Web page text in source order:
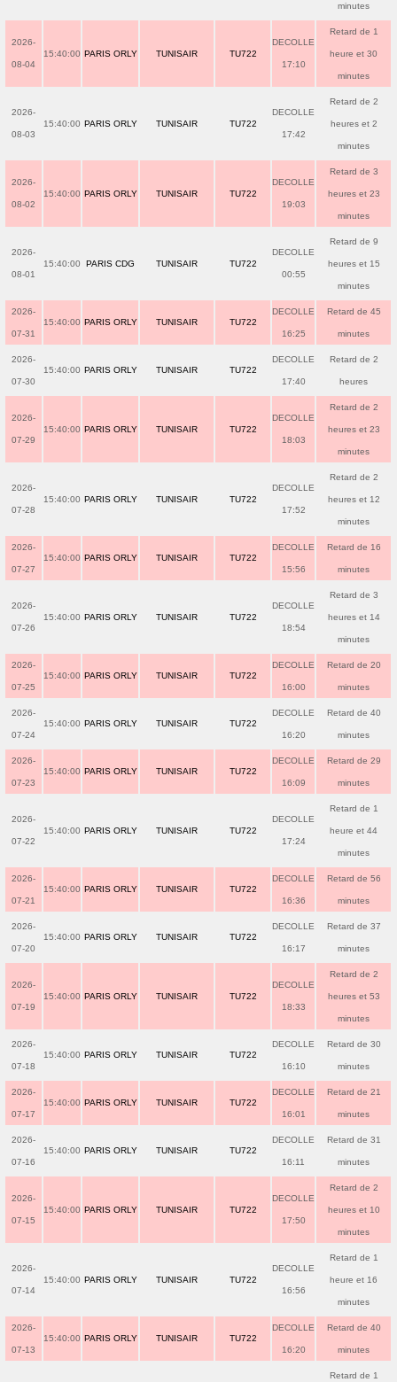
minutes
2026-
08-04
15:40:00 PARIS ORLY TUNISAIR TU722
DECOLLE
17:10
Retard de 1
heure et 30
minutes
2026-
08-03
15:40:00 PARIS ORLY TUNISAIR TU722
DECOLLE
17:42
Retard de 2
heures et 2
minutes
2026-
08-02
15:40:00 PARIS ORLY TUNISAIR TU722
DECOLLE
19:03
Retard de 3
heures et 23
minutes
2026-
08-01
15:40:00 PARIS CDG TUNISAIR TU722
DECOLLE
00:55
Retard de 9
heures et 15
minutes
2026-
07-31
15:40:00 PARIS ORLY TUNISAIR TU722
DECOLLE
16:25
Retard de 45
minutes
2026-
07-30
15:40:00 PARIS ORLY TUNISAIR TU722
DECOLLE
17:40
Retard de 2
heures
2026-
07-29
15:40:00 PARIS ORLY TUNISAIR TU722
DECOLLE
18:03
Retard de 2
heures et 23
minutes
2026-
07-28
15:40:00 PARIS ORLY TUNISAIR TU722
DECOLLE
17:52
Retard de 2
heures et 12
minutes
2026-
07-27
15:40:00 PARIS ORLY TUNISAIR TU722
DECOLLE
15:56
Retard de 16
minutes
2026-
07-26
15:40:00 PARIS ORLY TUNISAIR TU722
DECOLLE
18:54
Retard de 3
heures et 14
minutes
2026-
07-25
15:40:00 PARIS ORLY TUNISAIR TU722
DECOLLE
16:00
Retard de 20
minutes
2026-
07-24
15:40:00 PARIS ORLY TUNISAIR TU722
DECOLLE
16:20
Retard de 40
minutes
2026-
07-23
15:40:00 PARIS ORLY TUNISAIR TU722
DECOLLE
16:09
Retard de 29
minutes
2026-
07-22
15:40:00 PARIS ORLY TUNISAIR TU722
DECOLLE
17:24
Retard de 1
heure et 44
minutes
2026-
07-21
15:40:00 PARIS ORLY TUNISAIR TU722
DECOLLE
16:36
Retard de 56
minutes
2026-
07-20
15:40:00 PARIS ORLY TUNISAIR TU722
DECOLLE
16:17
Retard de 37
minutes
2026-
07-19
15:40:00 PARIS ORLY TUNISAIR TU722
DECOLLE
18:33
Retard de 2
heures et 53
minutes
2026-
07-18
15:40:00 PARIS ORLY TUNISAIR TU722
DECOLLE
16:10
Retard de 30
minutes
2026-
07-17
15:40:00 PARIS ORLY TUNISAIR TU722
DECOLLE
16:01
Retard de 21
minutes
2026-
07-16
15:40:00 PARIS ORLY TUNISAIR TU722
DECOLLE
16:11
Retard de 31
minutes
2026-
07-15
15:40:00 PARIS ORLY TUNISAIR TU722
DECOLLE
17:50
Retard de 2
heures et 10
minutes
2026-
07-14
15:40:00 PARIS ORLY TUNISAIR TU722
DECOLLE
16:56
Retard de 1
heure et 16
minutes
2026-
07-13
15:40:00 PARIS ORLY TUNISAIR TU722
DECOLLE
16:20
Retard de 40
minutes
Retard de 1